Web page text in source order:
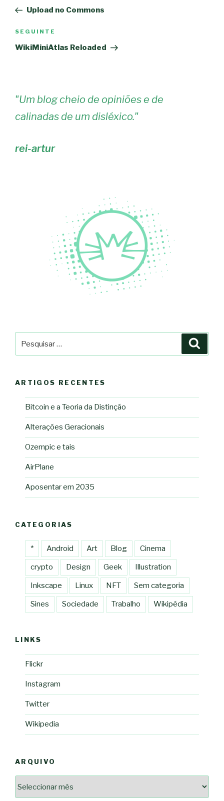
artigos
anterior
Upload no Commons
Conteúdo
seguinte
SEGUINTE
WikiMiniAtlas Reloaded
"Um blog cheio de opiniões e de
calinadas de um disléxico."
rei-artur
ARTIGOS RECENTES
Bitcoin e a Teoria da Distinção
Alterações Geracionais
Ozempic e tais
AirPlane
Aposentar em 2035
CATEGORIAS
* Android Art Blog Cinema
crypto Design Geek Illustration
Inkscape Linux NFT Sem categoria
Sines Sociedade Trabalho Wikipédia
LINKS
Flickr
Instagram
Twitter
Wikipedia
ARQUIVO